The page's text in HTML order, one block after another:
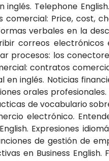
inglés. Telephone
comercial: Price, cost,
verbales en la
correos
procesos: los
contratos
en inglés. Noticias
orales
de vocabulario
electrónico.
Expresiones
de gestión de
en Business English.